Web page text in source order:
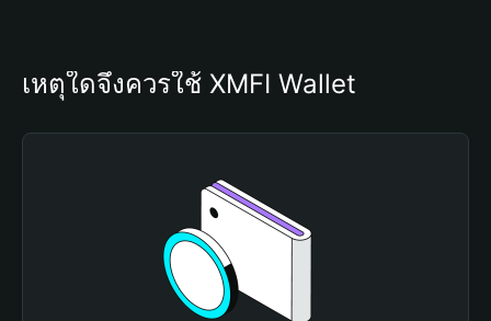
เหตุใดจึงควรใช้ XMFI Wallet